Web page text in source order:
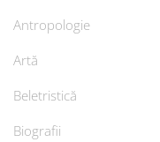
Antropologie
Artă
Beletristică
Biografii